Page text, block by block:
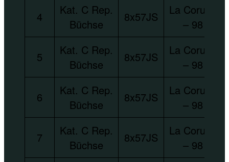
4
Kat. C Rep.
Büchse
8x57JS
La Coruna
– 98
5
Kat. C Rep.
Büchse
8x57JS
La Coruna
– 98
6
Kat. C Rep.
Büchse
8x57JS
La Coruna
– 98
7
Kat. C Rep.
Büchse
8x57JS
La Coruna
– 98